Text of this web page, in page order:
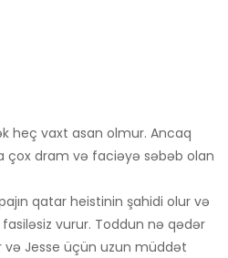
heç vaxt asan olmur. Ancaq
çox dram və faciəyə səbəb olan
qatar heistinin şahidi olur və
fasiləsiz vurur. Toddun nə qədər
Jesse üçün uzun müddət